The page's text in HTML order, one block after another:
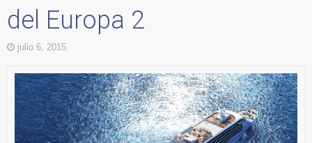
del Europa 2
julio 6, 2015